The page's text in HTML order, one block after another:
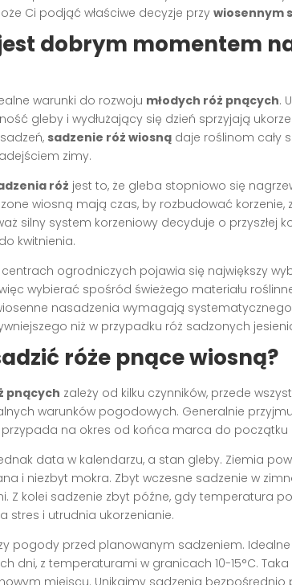
Ci podjąć właściwe decyzje przywiosennym
dobrym momentem
warunki do rozwoju młodych róż pnących.
gleby i wydłużający się dzień sprzyjają
sadzenie róż wiosną daje roślinom cały
zimy.
róż jest to, że gleba stopniowo się
wiosną mają czas, by rozbudować korzenie,
silny system korzeniowy decyduje o przyszłej
kwitnienia.
centrach ogrodniczych pojawia się największy
wybierać spośród świeżego materiału
nasadzenia wymagają
niż w przypadku róż sadzonych
róże pnące wiosną?
pnących zależy od kilku czynników, przede
warunków pogodowych. Generalnie
przypada na okres od końca marca do początku
data w kalendarzu, a stan gleby. Ziemia
i niezbyt mokra. Zbyt wczesne sadzenie w
Z kolei sadzenie zbyt późne, gdy temperatura
stres i utrudnia ukorzenianie.
pogody przed planowanym sadzeniem. Idealne
dni, z temperaturami w granicach 10-15°C.
miejscu. Unikajmy sadzenia